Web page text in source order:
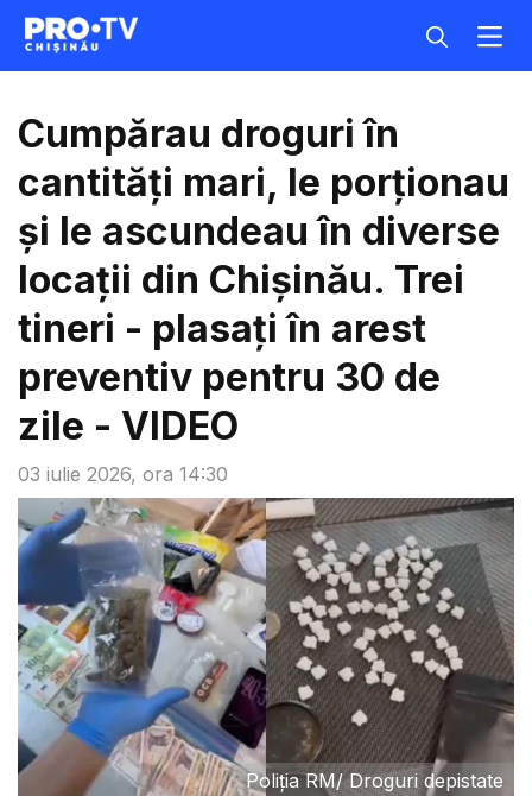
03 iulie 2026, ora 14:30
Cumpărau droguri în
cantități mari, le porționau
și le ascundeau în diverse
locații din Chișinău. Trei
tineri - plasați în arest
preventiv pentru 30 de
zile - VIDEO
Poliția RM/Droguri depistate